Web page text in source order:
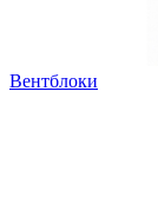
Вентблоки